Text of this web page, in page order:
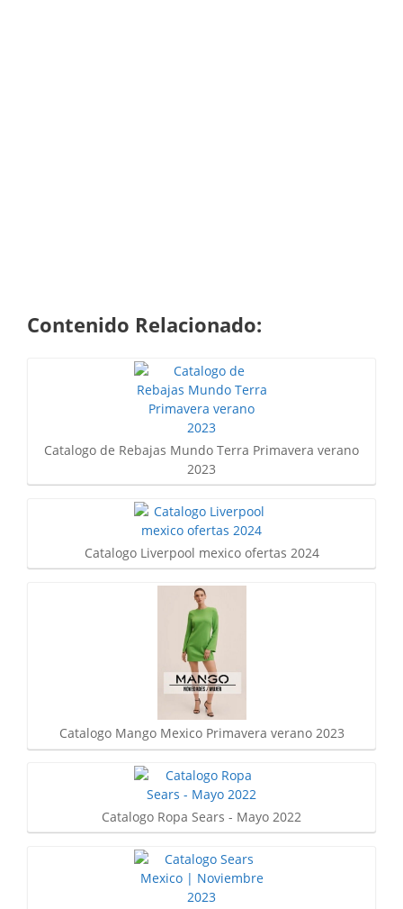
Contenido Relacionado:
Catalogo de Rebajas Mundo Terra Primavera verano
2023
Catalogo Liverpool mexico ofertas 2024
Catalogo Mango Mexico Primavera verano 2023
Catalogo Ropa Sears - Mayo 2022